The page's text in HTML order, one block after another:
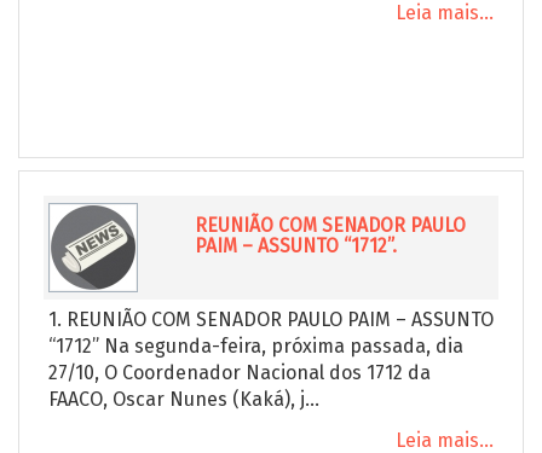
Leia mais...
REUNIÃO COM SENADOR PAULO
PAIM – ASSUNTO “1712”.
1. REUNIÃO COM SENADOR PAULO PAIM – ASSUNTO
“1712” Na segunda-feira, próxima passada, dia
27/10, O Coordenador Nacional dos 1712 da
FAACO, Oscar Nunes (Kaká), j...
Leia mais...